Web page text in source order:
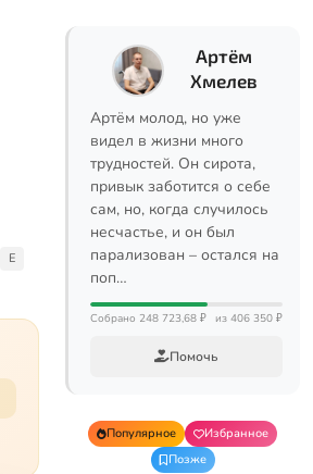
E
Артём
Хмелев
Артём молод, но уже
видел в жизни много
трудностей. Он сирота,
привык заботится о себе
сам, но, когда случилось
несчастье, и он был
парализован – остался на
поп…
Собрано 248 723,68 ₽ из 406 350 ₽
Помочь
Популярное
Избранное
Позже